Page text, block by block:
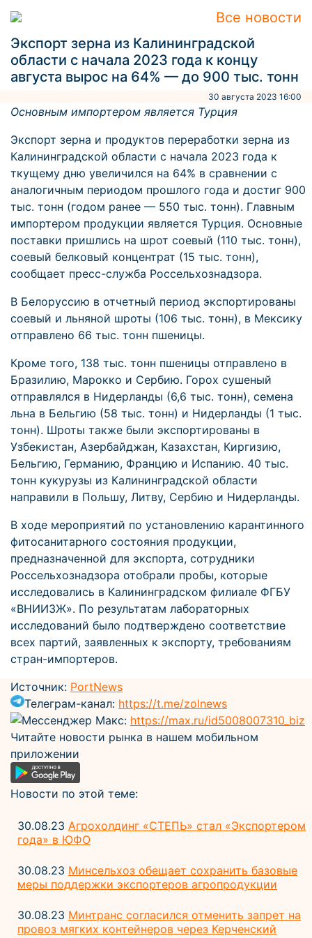
Все новости
Экспорт зерна из Калининградской
области с начала 2023 года к концу
августа вырос на 64% — до 900 тыс. тонн
30 августа 2023 16:00
Основным импортером является Турция
Экспорт зерна и продуктов переработки зерна из
Калининградской области с начала 2023 года к
ткущему дню увеличился на 64% в сравнении с
аналогичным периодом прошлого года и достиг 900
тыс. тонн (годом ранее — 550 тыс. тонн). Главным
импортером продукции является Турция. Основные
поставки пришлись на шрот соевый (110 тыс. тонн),
соевый белковый концентрат (15 тыс. тонн),
сообщает пресс-служба Россельхознадзора.
В Белоруссию в отчетный период экспортированы
соевый и льняной шроты (106 тыс. тонн), в Мексику
отправлено 66 тыс. тонн пшеницы.
Кроме того, 138 тыс. тонн пшеницы отправлено в
Бразилию, Марокко и Сербию. Горох сушеный
отправлялся в Нидерланды (6,6 тыс. тонн), семена
льна в Бельгию (58 тыс. тонн) и Нидерланды (1 тыс.
тонн). Шроты также были экспортированы в
Узбекистан, Азербайджан, Казахстан, Киргизию,
Бельгию, Германию, Францию и Испанию. 40 тыс.
тонн кукурузы из Калининградской области
направили в Польшу, Литву, Сербию и Нидерланды.
В ходе мероприятий по установлению карантинного
фитосанитарного состояния продукции,
предназначенной для экспорта, сотрудники
Россельхознадзора отобрали пробы, которые
исследовались в Калининградском филиале ФГБУ
«ВНИИЗЖ». По результатам лабораторных
исследований было подтверждено соответствие
всех партий, заявленных к экспорту, требованиям
стран-импортеров.
Источник: PortNews
Телеграм-канал: https://t.me/zolnews
Мессенджер Макс: https://max.ru/id5008007310_biz
Читайте новости рынка в нашем мобильном
приложении
Новости по этой теме:
30.08.23 Агрохолдинг «СТЕПЬ» стал «Экспортером
года» в ЮФО
30.08.23 Минсельхоз обещает сохранить базовые
меры поддержки экспортеров агропродукции
30.08.23 Минтранс согласился отменить запрет на
провоз мягких контейнеров через Керченский